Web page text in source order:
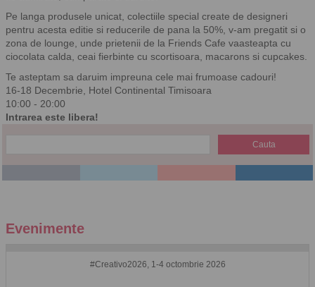
Pe langa produsele unicat, colectiile special create de designeri
pentru acesta editie si reducerile de pana la 50%, v-am pregatit si o
zona de lounge, unde prietenii de la Friends Cafe vaasteapta cu
ciocolata calda, ceai fierbinte cu scortisoara, macarons si cupcakes.
Te asteptam sa daruim impreuna cele mai frumoase cadouri!
16-18 Decembrie, Hotel Continental Timisoara
10:00 - 20:00
Intrarea este libera!
Evenimente
#Creativo2026, 1-4 octombrie 2026